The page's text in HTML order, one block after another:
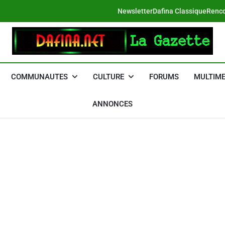
NewsletterDafina Classique
DAFINA
COMMUNAUTES CULTURE FORUMS
ANNONCES